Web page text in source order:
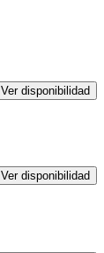
Ver disponibilidad
Ver disponibilidad